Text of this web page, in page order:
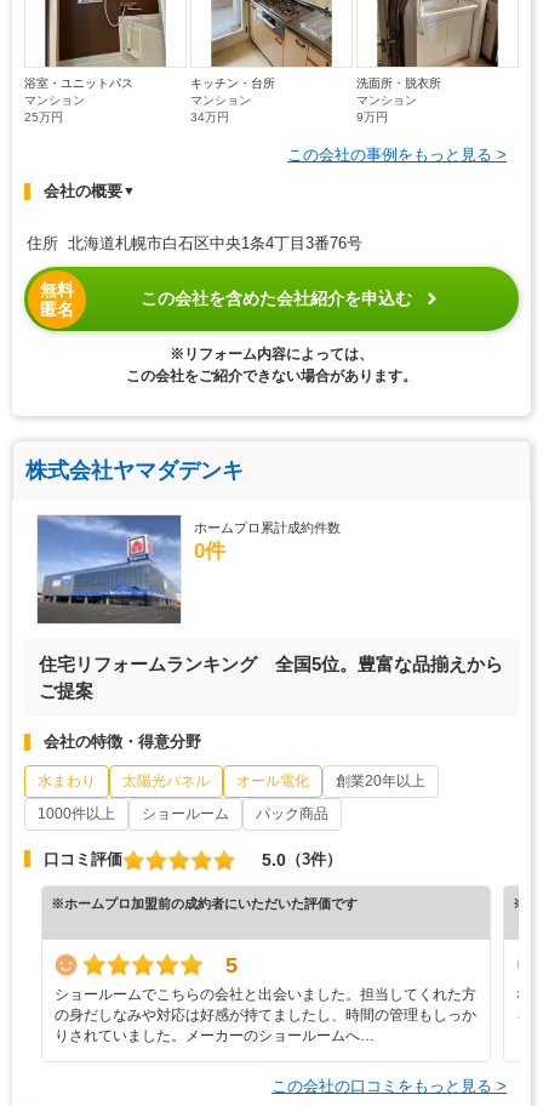
浴室・ユニットバス
マンション
25万円
キッチン・台所
マンション
34万円
洗面所・脱衣所
マンション
9万円
この会社の事例をもっと見る >
会社の概要▼
住所 北海道札幌市白石区中央1条4丁目3番76号
無料
匿名
この会社を含めた会社紹介を申込む
※リフォーム内容によっては、
この会社をご紹介できない場合があります。
株式会社ヤマダデンキ
ホームプロ累計成約件数
0件
住宅リフォームランキング 全国5位。豊富な品揃えから
ご提案
会社の特徴・得意分野
水まわり 太陽光パネル オール電化
創業20年以上
1000件以上
ショールーム パック商品
口コミ評価 5.0 （3件）
※ホームプロ加盟前の成約者にいただいた評価です
5
ショールームでこちらの会社と出会いました。担当してくれた方
の身だしなみや対応は好感が持てましたし、時間の管理もしっか
りされていました。メーカーのショールームへ…
※ホ
な
ろ
この会社の口コミをもっと見る >